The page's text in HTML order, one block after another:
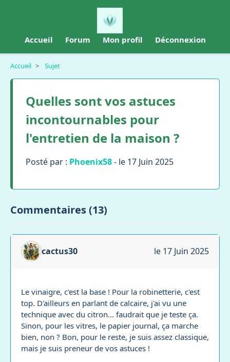
Accueil Forum Mon profil Déconnexion
Accueil > Sujet
Quelles sont vos astuces
incontournables pour
l'entretien de la maison ?
Posté par : Phoenix58- le 17 Juin 2025
Commentaires (13)
cactus30 le 17 Juin 2025
Le vinaigre, c'est la base ! Pour la robinetterie, c'est
top. D'ailleurs en parlant de calcaire, j'ai vu une
technique avec du citron... faudrait que je teste ça.
Sinon, pour les vitres, le papier journal, ça marche
bien, non ? Bon, pour le reste, je suis assez classique,
mais je suis preneur de vos astuces !